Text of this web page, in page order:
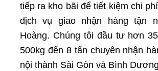
tiếp ra kho bãi để tiết kiệm chi
dịch vụ giao nhận hàng tận
Hoàng. Chúng tôi đầu tư hơn
500kg đến 8 tấn chuyên nhận
nội thành Sài Gòn và Bình